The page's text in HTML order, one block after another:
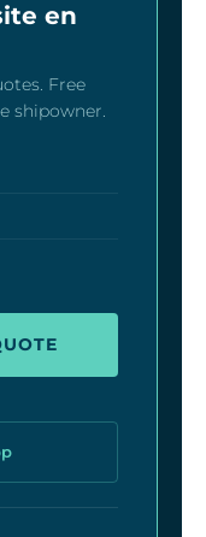
en
Free
shipowner.